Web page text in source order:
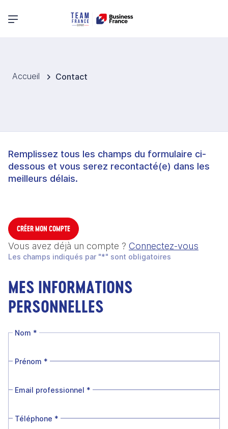
Menu principal
Accueil Contact
Remplissez tous les champs du formulaire ci-
dessous et vous serez recontacté(e) dans les
meilleurs délais.
CRÉER MON COMPTE
Vous avez déjà un compte ? Connectez-vous
Les champs indiqués par "*" sont obligatoires
MES INFORMATIONS
PERSONNELLES
Nom *
Prénom *
Email professionnel *
Téléphone *